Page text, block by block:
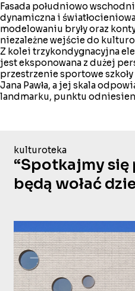
Fasada południowo
dynamiczna i
modelowaniu bryły oraz
niezależne wejście do
Z kolei trzykondygnacyjna
jest eksponowana z dużej
przestrzenie sportowe
Jana Pawła, a jej skala
landmarku, punktu
kulturoteka
“Spotkajmy się
będą wołać